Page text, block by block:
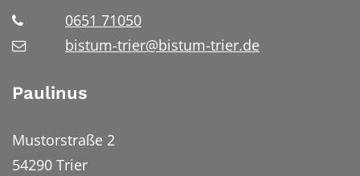
0651 71050
bistum-trier@bistum-trier.de
Paulinus
Mustorstraße 2
54290 Trier